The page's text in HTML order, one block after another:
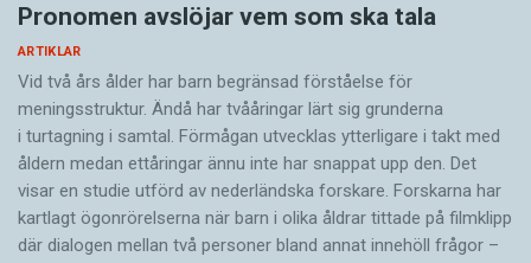
Pronomen avslöjar vem som ska tala
ARTIKLAR
Vid två års ålder har barn begränsad förståelse för
meningsstruktur. Ändå har tvååringar lärt sig grunderna
i turtagning i samtal. Förmågan utvecklas ytterligare i takt med
åldern medan ettåringar ännu inte har snappat upp den. Det
visar en studie utförd av nederländska forskare. Forskarna har
kartlagt ögonrörelserna när barn i olika åldrar tittade på filmklipp
där dialogen mellan två personer bland annat innehöll frågor –